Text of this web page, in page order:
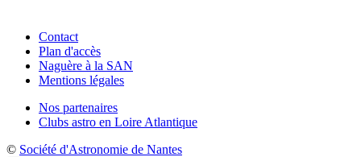
Contact
Plan d'accès
Naguère à la SAN
Mentions légales
Nos partenaires
Clubs astro en Loire Atlantique
© Société d'Astronomie de Nantes